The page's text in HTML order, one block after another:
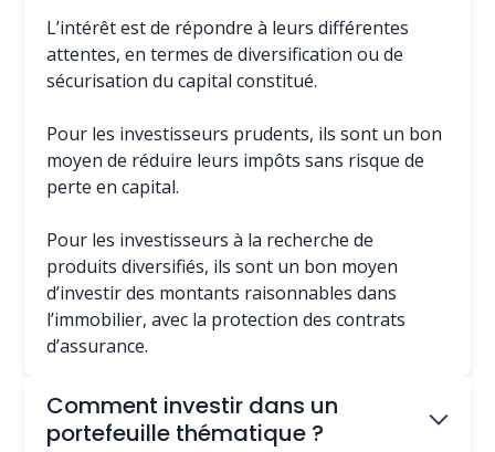
L’intérêt est de répondre à leurs différentes
attentes, en termes de diversification ou de
sécurisation du capital constitué.
Pour les investisseurs prudents, ils sont un bon
moyen de réduire leurs impôts sans risque de
perte en capital.
Pour les investisseurs à la recherche de
produits diversifiés, ils sont un bon moyen
d’investir des montants raisonnables dans
l’immobilier, avec la protection des contrats
d’assurance.
Comment investir dans un
portefeuille thématique ?